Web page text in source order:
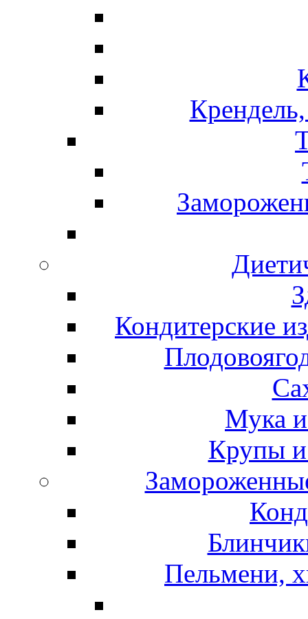
Кондитерские
Мука
Крупы и
Пельмени,